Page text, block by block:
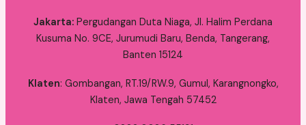
Jakarta: Pergudangan Duta Niaga, Jl. Halim Perdana
Kusuma No. 9CE, Jurumudi Baru, Benda, Tangerang,
Banten 15124
Klaten: Gombangan, RT.19/RW.9, Gumul, Karangnongko,
Klaten, Jawa Tengah 57452